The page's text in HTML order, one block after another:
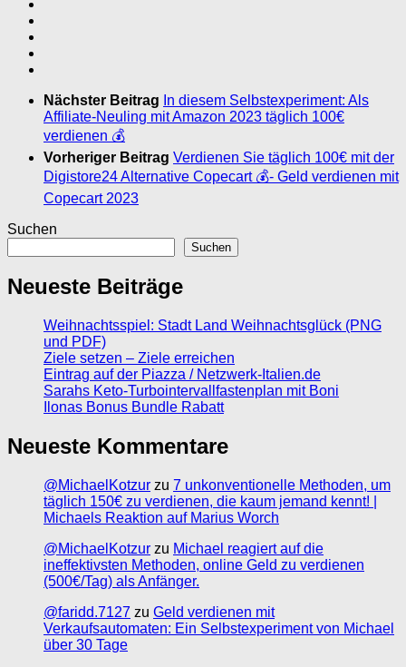
Nächster Beitrag In diesem Selbstexperiment: Als
Affiliate-Neuling mit Amazon 2023 täglich 100€
verdienen 💰
Vorheriger Beitrag Verdienen Sie täglich 100€ mit der
Digistore24 Alternative Copecart 💰- Geld verdienen mit
Copecart 2023
Suchen
Suchen
Neueste Beiträge
Weihnachtsspiel: Stadt Land Weihnachtsglück (PNG
und PDF)
Ziele setzen – Ziele erreichen
Eintrag auf der Piazza / Netzwerk-Italien.de
Sarahs Keto-Turbointervallfastenplan mit Boni
Ilonas Bonus Bundle Rabatt
Neueste Kommentare
@MichaelKotzur zu 7 unkonventionelle Methoden, um
täglich 150€ zu verdienen, die kaum jemand kennt! |
Michaels Reaktion auf Marius Worch
@MichaelKotzur zu Michael reagiert auf die
ineffektivsten Methoden, online Geld zu verdienen
(500€/Tag) als Anfänger.
@faridd.7127 zu Geld verdienen mit
Verkaufsautomaten: Ein Selbstexperiment von Michael
über 30 Tage